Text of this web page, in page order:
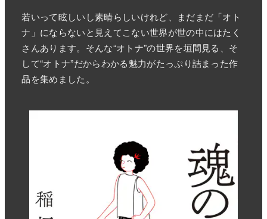
若いって眩しいし素晴らしいけれど、まだまだ「オト
ナ」にならないと見えてこない世界が世の中にはたく
さんあります。そんな“オトナ”の世界を垣間見る、そ
して“オトナ”だからわかる魅力がたっぷり詰まった作
品を集めました。